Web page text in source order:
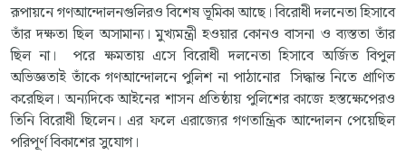
রূপায়নে গণআন্দোলনগুলিরও বিশেষ ভূমিকা আছে। বিরোধী দলনেতা হিসাবে
তাঁর দক্ষতা ছিল অসামান্য। মুখ্যমন্ত্রী হওয়ার কোনও বাসনা ও ব্যস্ততা তাঁর
ছিল না। পরে ক্ষমতায় এসে বিরোধী দলনেতা হিসাবে অর্জিত বিপুল
অভিজ্ঞতাই তাঁকে গণআন্দোলনে পুলিশ না পাঠানোর সিদ্ধান্ত নিতে প্রাণিত
করেছিল। অন্যদিকে আইনের শাসন প্রতিষ্ঠায় পুলিশের কাজে হস্তক্ষেপেরও
তিনি বিরোধী ছিলেন। এর ফলে এরাজ্যের গণতান্ত্রিক আন্দোলন পেয়েছিল
পরিপূর্ণ বিকাশের সুযোগ।